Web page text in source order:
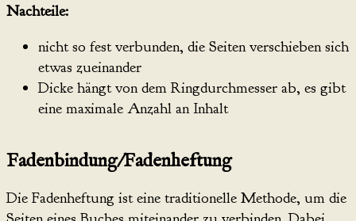
Nachteile:
nicht so fest verbunden, die Seiten verschieben sich
etwas zueinander
Dicke hängt von dem Ringdurchmesser ab, es gibt
eine maximale Anzahl an Inhalt
Fadenbindung/Fadenheftung
Die Fadenheftung ist eine traditionelle Methode, um die